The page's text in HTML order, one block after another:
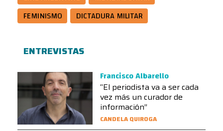
FEMINISMO
DICTADURA MILITAR
ENTREVISTAS
Francisco Albarello
“El periodista va a ser cada
vez más un curador de
información”
CANDELA QUIROGA